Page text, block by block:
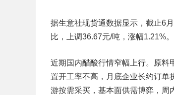
据生意社现货通数据显示，截止6
比，上调36.67元/吨，涨幅1.21%。
近期国内醋酸行情窄幅上行。原料
置开工率不高，月底企业长约订单
游按需采买，基本面供需博弈，周